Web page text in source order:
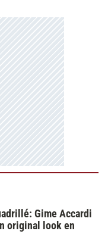
Gime Accardi
original look en